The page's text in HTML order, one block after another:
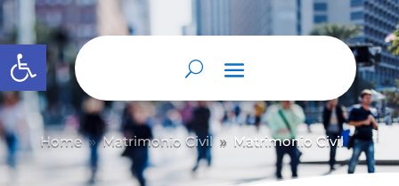
Abrir barra de herramientas
Home 9 Matrimonio Civil 9 Matrimonio Civil